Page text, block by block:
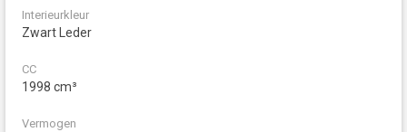
Interieurkleur
Zwart Leder
CC
1998 cm³
Vermogen